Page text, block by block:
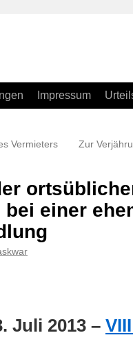
Impressum
Vermieters
Zur
einer
Juli 2013 –